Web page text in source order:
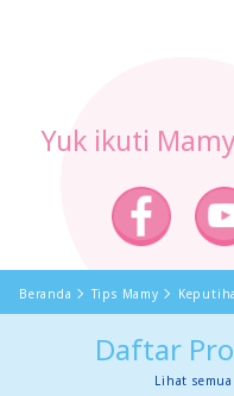
Yuk ikuti
Beranda Tips Mamy
Daftar
Lihat